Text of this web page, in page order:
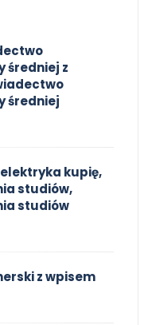
średniej z
średniej
kupię,
studiów,
studiów
z wpisem